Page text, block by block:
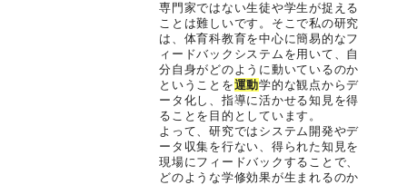
専門家ではない生徒や学生が捉える
ことは難しいです。そこで私の研究
は、体育科教育を中心に簡易的なフ
ィードバックシステムを用いて、自
分自身がどのように動いているのか
ということを運動学的な観点からデ
ータ化し、指導に活かせる知見を得
ることを目的としています。
よって、研究ではシステム開発やデ
ータ収集を行ない、得られた知見を
現場にフィードバックすることで、
どのような学修効果が生まれるのか